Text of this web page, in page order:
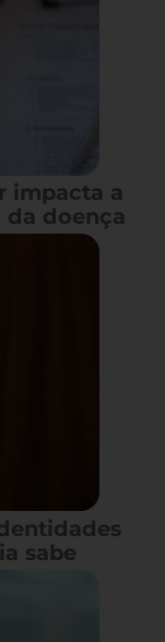
impacta a
doença
sabe